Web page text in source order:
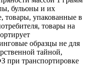
бульоны и их
товары, упакованные в
товары на
образцы не для
тайной,
при транспортировке